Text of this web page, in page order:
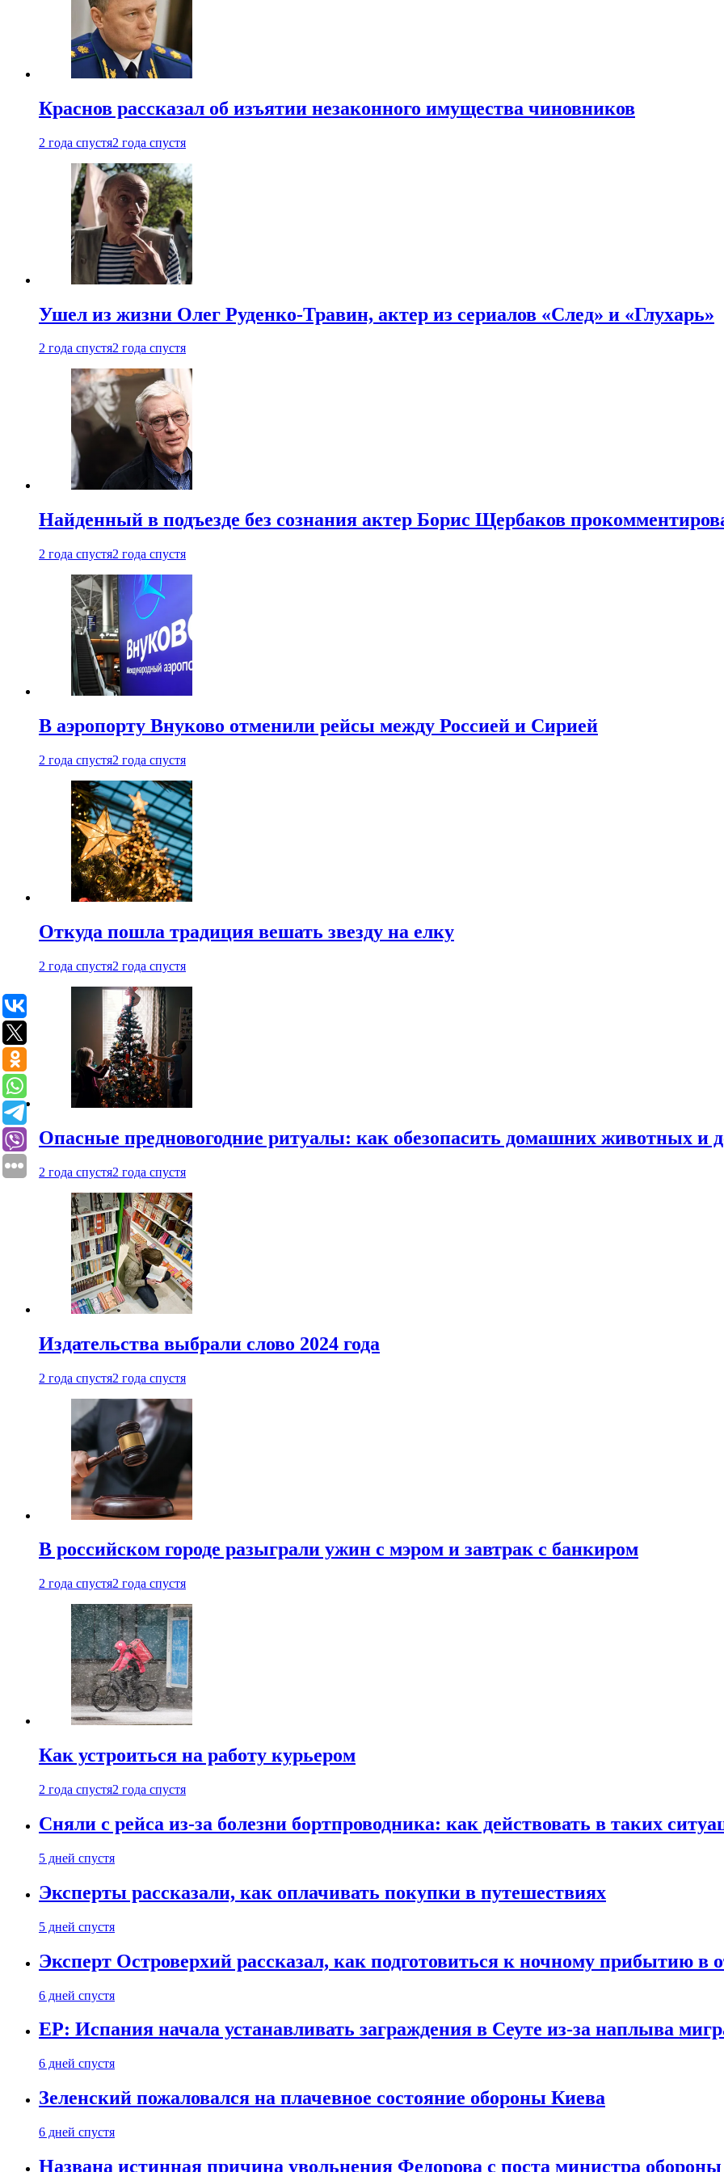
Краснов рассказал об изъятии незаконного имущества чиновников
2 года спустя2 года спустя
Ушел из жизни Олег Руденко-Травин, актер из сериалов «След» и «Глухарь»
2 года спустя2 года спустя
Найденный в подъезде без сознания актер Борис Щербаков
2 года спустя2 года спустя
В аэропорту Внуково отменили рейсы между Россией и Сирией
2 года спустя2 года спустя
Откуда пошла традиция вешать звезду на елку
2 года спустя2 года спустя
Опасные предновогодние ритуалы: как обезопасить домашних животных и
2 года спустя2 года спустя
Издательства выбрали слово 2024 года
2 года спустя2 года спустя
В российском городе разыграли ужин с мэром и завтрак с банкиром
2 года спустя2 года спустя
Как устроиться на работу курьером
2 года спустя2 года спустя
Сняли с рейса из-за болезни бортпроводника: как действовать в таких
5 дней спустя
Эксперты рассказали, как оплачивать покупки в путешествиях
5 дней спустя
Эксперт Островерхий рассказал, как подготовиться к ночному прибытию в
6 дней спустя
EP: Испания начала устанавливать заграждения в Сеуте из-за наплыва
6 дней спустя
Зеленский пожаловался на плачевное состояние обороны Киева
6 дней спустя
Названа истинная причина увольнения Федорова с поста министра